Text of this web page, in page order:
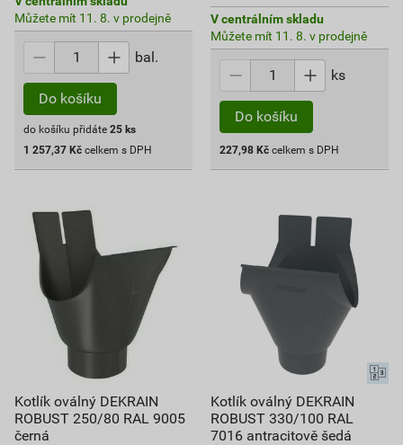
Můžete mít 11. 8. v prodejně
bal.
Do košíku
do košíku přidáte 25 ks
1 257,37 Kč celkem s DPH
V centrálním skladu
Můžete mít 11. 8. v prodejně
ks
Do košíku
227,98 Kč celkem s DPH
Kotlík oválný DEKRAIN
ROBUST 250/80 RAL 9005
černá
Kotlík oválný DEKRAIN
ROBUST 330/100 RAL
7016 antracitově šedá